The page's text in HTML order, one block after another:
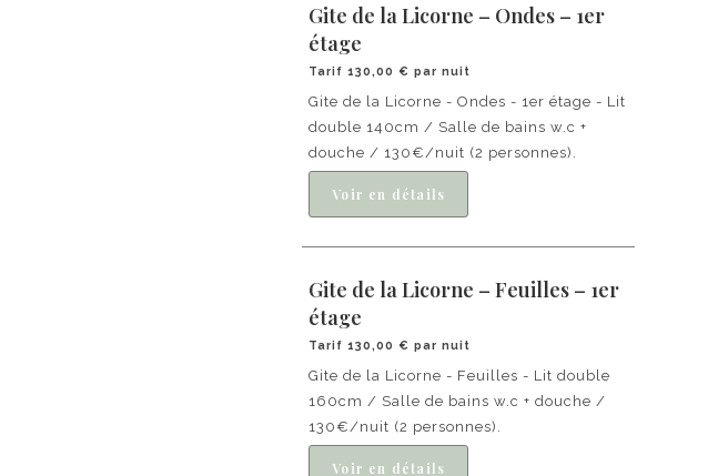
Gite de la Licorne – Ondes – 1er
étage
Tarif 130,00 € par nuit
Gite de la Licorne - Ondes - 1er étage - Lit
double 140cm / Salle de bains w.c +
douche / 130€/nuit (2 personnes).
Gite de la Licorne – Feuilles – 1er
étage
Tarif 130,00 € par nuit
Gite de la Licorne - Feuilles - Lit double
160cm / Salle de bains w.c + douche /
130€/nuit (2 personnes).